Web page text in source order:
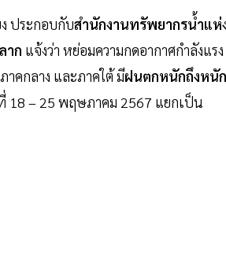
ประกอบกับสำนักงานทรัพยากรน้ำแห่
าก แจ้งว่า หย่อมความกดอากาศกำลังแรง
คกลาง และภาคใต้ มีฝนตกหนักถึงหนัก
18 – 25 พฤษภาคม 2567 แยกเป็น